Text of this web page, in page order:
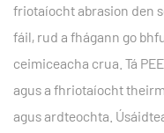
friotaíocht abrasion den
fáil, rud a fhágann go
ceimiceacha crua. Tá
agus a fhriotaíocht
agus ardteochta.